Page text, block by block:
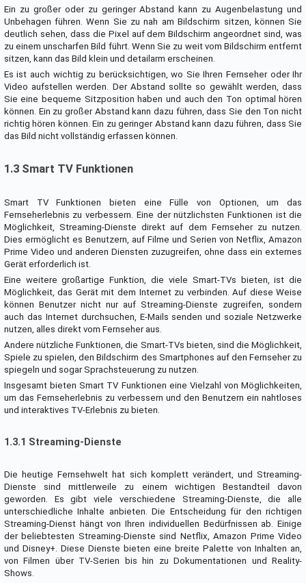
Ein zu großer oder zu geringer Abstand kann zu Augenbelastung und
Unbehagen führen. Wenn Sie zu nah am Bildschirm sitzen, können Sie
deutlich sehen, dass die Pixel auf dem Bildschirm angeordnet sind, was
zu einem unscharfen Bild führt. Wenn Sie zu weit vom Bildschirm entfernt
sitzen, kann das Bild klein und detailarm erscheinen.
Es ist auch wichtig zu berücksichtigen, wo Sie Ihren Fernseher oder Ihr
Video aufstellen werden. Der Abstand sollte so gewählt werden, dass
Sie eine bequeme Sitzposition haben und auch den Ton optimal hören
können. Ein zu großer Abstand kann dazu führen, dass Sie den Ton nicht
richtig hören können. Ein zu geringer Abstand kann dazu führen, dass Sie
das Bild nicht vollständig erfassen können.
1.3 Smart TV Funktionen
Smart TV Funktionen bieten eine Fülle von Optionen, um das
Fernseherlebnis zu verbessern. Eine der nützlichsten Funktionen ist die
Möglichkeit, Streaming-Dienste direkt auf dem Fernseher zu nutzen.
Dies ermöglicht es Benutzern, auf Filme und Serien von Netflix, Amazon
Prime Video und anderen Diensten zuzugreifen, ohne dass ein externes
Gerät erforderlich ist.
Eine weitere großartige Funktion, die viele Smart-TVs bieten, ist die
Möglichkeit, das Gerät mit dem Internet zu verbinden. Auf diese Weise
können Benutzer nicht nur auf Streaming-Dienste zugreifen, sondern
auch das Internet durchsuchen, E-Mails senden und soziale Netzwerke
nutzen, alles direkt vom Fernseher aus.
Andere nützliche Funktionen, die Smart-TVs bieten, sind die Möglichkeit,
Spiele zu spielen, den Bildschirm des Smartphones auf den Fernseher zu
spiegeln und sogar Sprachsteuerung zu nutzen.
Insgesamt bieten Smart TV Funktionen eine Vielzahl von Möglichkeiten,
um das Fernseherlebnis zu verbessern und den Benutzern ein nahtloses
und interaktives TV-Erlebnis zu bieten.
1.3.1 Streaming-Dienste
Die heutige Fernsehwelt hat sich komplett verändert, und Streaming-
Dienste sind mittlerweile zu einem wichtigen Bestandteil davon
geworden. Es gibt viele verschiedene Streaming-Dienste, die alle
unterschiedliche Inhalte anbieten. Die Entscheidung für den richtigen
Streaming-Dienst hängt von Ihren individuellen Bedürfnissen ab. Einige
der beliebtesten Streaming-Dienste sind Netflix, Amazon Prime Video
und Disney+. Diese Dienste bieten eine breite Palette von Inhalten an,
von Filmen über TV-Serien bis hin zu Dokumentationen und Reality-
Shows.